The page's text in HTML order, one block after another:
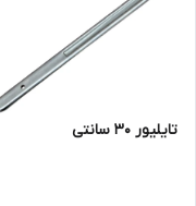
تایلیور 30 سانتی